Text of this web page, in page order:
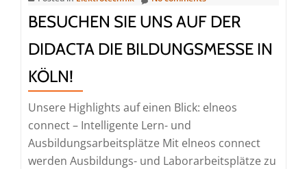
BESUCHEN SIE UNS AUF DER
DIDACTA DIE BILDUNGSMESSE IN
KÖLN!
Unsere Highlights auf einen Blick: elneos
connect – Intelligente Lern- und
Ausbildungsarbeitsplätze Mit elneos connect
werden Ausbildungs- und Laborarbeitsplätze zu